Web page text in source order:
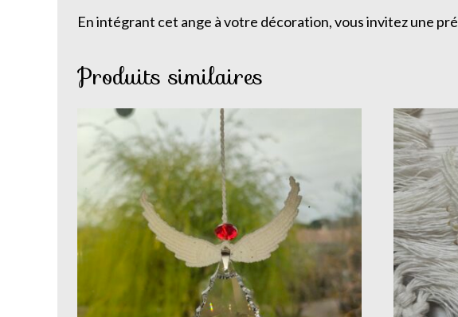
En intégrant cet ange à votre décoration, vous invitez une
Produits similaires